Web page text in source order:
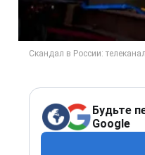
Будьте
Google